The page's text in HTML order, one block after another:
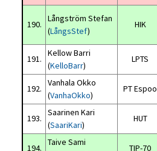
190.
Långström Stefan
(LångsStef)
HIK
191.
Kellow Barri
(KelloBarr)
LPTS
192.
Vanhala Okko
(VanhaOkko)
PT Espoo
193.
Saarinen Kari
(SaariKari)
HUT
194.
Taive Sami
TIP-70